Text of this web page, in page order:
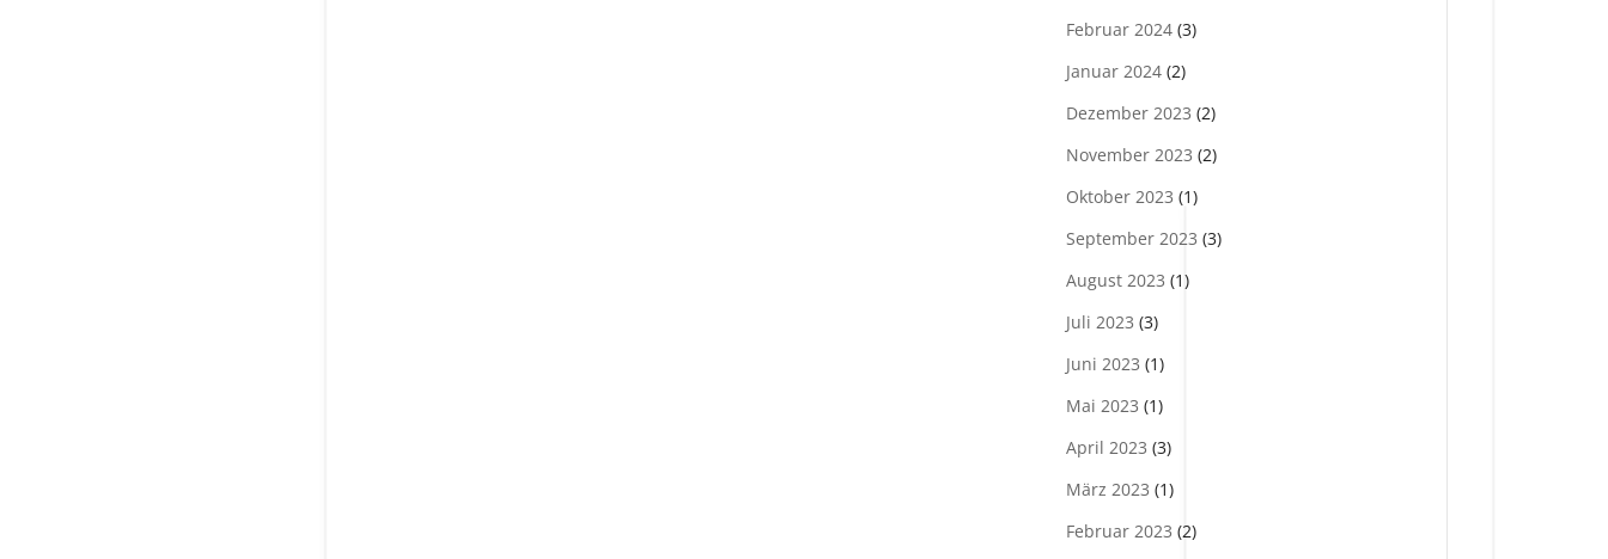
Februar 2024(3)
Januar 2024(2)
Dezember 2023 (2)
November 2023 (2)
Oktober 2023 (1)
September 2023 (3)
August 2023 (1)
Juli 2023 (3)
Juni 2023 (1)
Mai 2023 (1)
April 2023 (3)
März 2023 (1)
Februar 2023 (2)